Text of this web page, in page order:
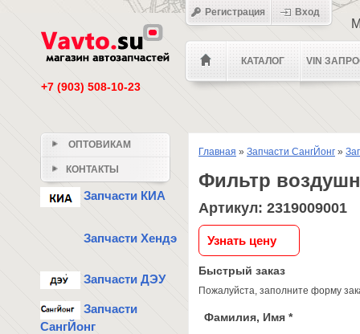
+7 (903) 508-10-23
КАТАЛОГ VIN
Регистрация Вход
Главная » Запчасти СангЙонг »
Фильтр
Артикул: 2319009001
Узнать цену
Быстрый заказ
Пожалуйста, заполните форму
Фамилия, Имя *
ОПТОВИКАМ
КОНТАКТЫ
Запчасти КИА
Запчасти Хендэ
Запчасти ДЭУ
Запчасти
СангЙонг